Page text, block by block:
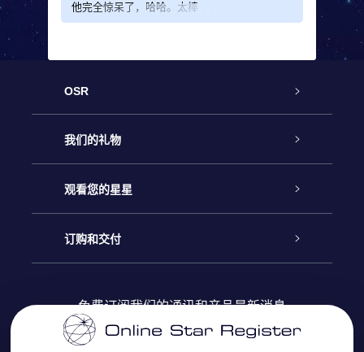
他完全惊呆了，哈哈。太棒
了！
OSR
客户服务
联系我们
博客
评论
我们的礼物
Online Star礼物
OSR 礼物包
OSR 礼物卡
观看您的星星
Online Star Register
个性化的Star Page
订购和交付
付款信息
免费订阅我们的通讯和产品最新消息